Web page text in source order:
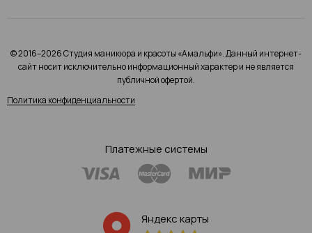
© 2016–2026 Студия маникюра и красоты «Амальфи». Данный интернет-
сайт носит исключительно информационный характер и не является
публичной офертой.
Политика конфиденциальности
Платежные системы
Яндекс карты